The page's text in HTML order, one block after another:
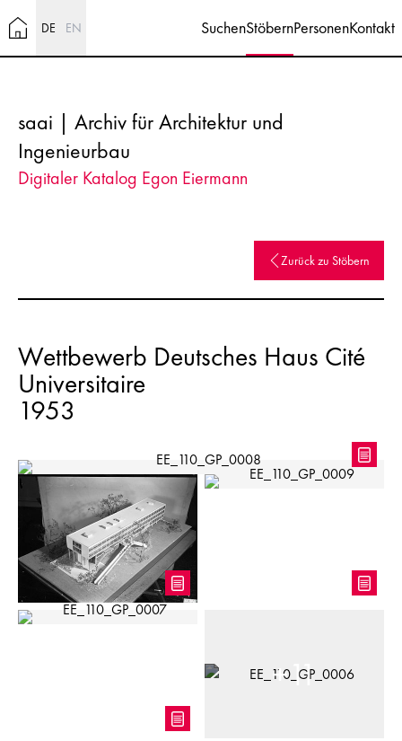
DE EN SuchenStöbernPersonenKontakt
saai | Archiv für Architektur und
Ingenieurbau
Digitaler Katalog Egon Eiermann
Zurück zu Stöbern
Wettbewerb Deutsches Haus Cité
Universitaire
1953
+11